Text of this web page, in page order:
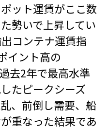
ット運賃がここ数
勢いで上昇してい
コンテナ運賃指
イント高の
去2年で最高水準
たピークシーズ
、前倒し需要、船
重なった結果であ